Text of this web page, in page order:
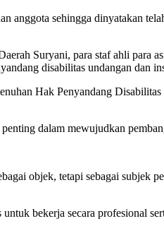
sehingga dinyatakan
Suryani, para staf ahli para
disabilitas undangan dan
Hak Penyandang
dalam mewujudkan
objek, tetapi sebagai subjek
bekerja secara profesional